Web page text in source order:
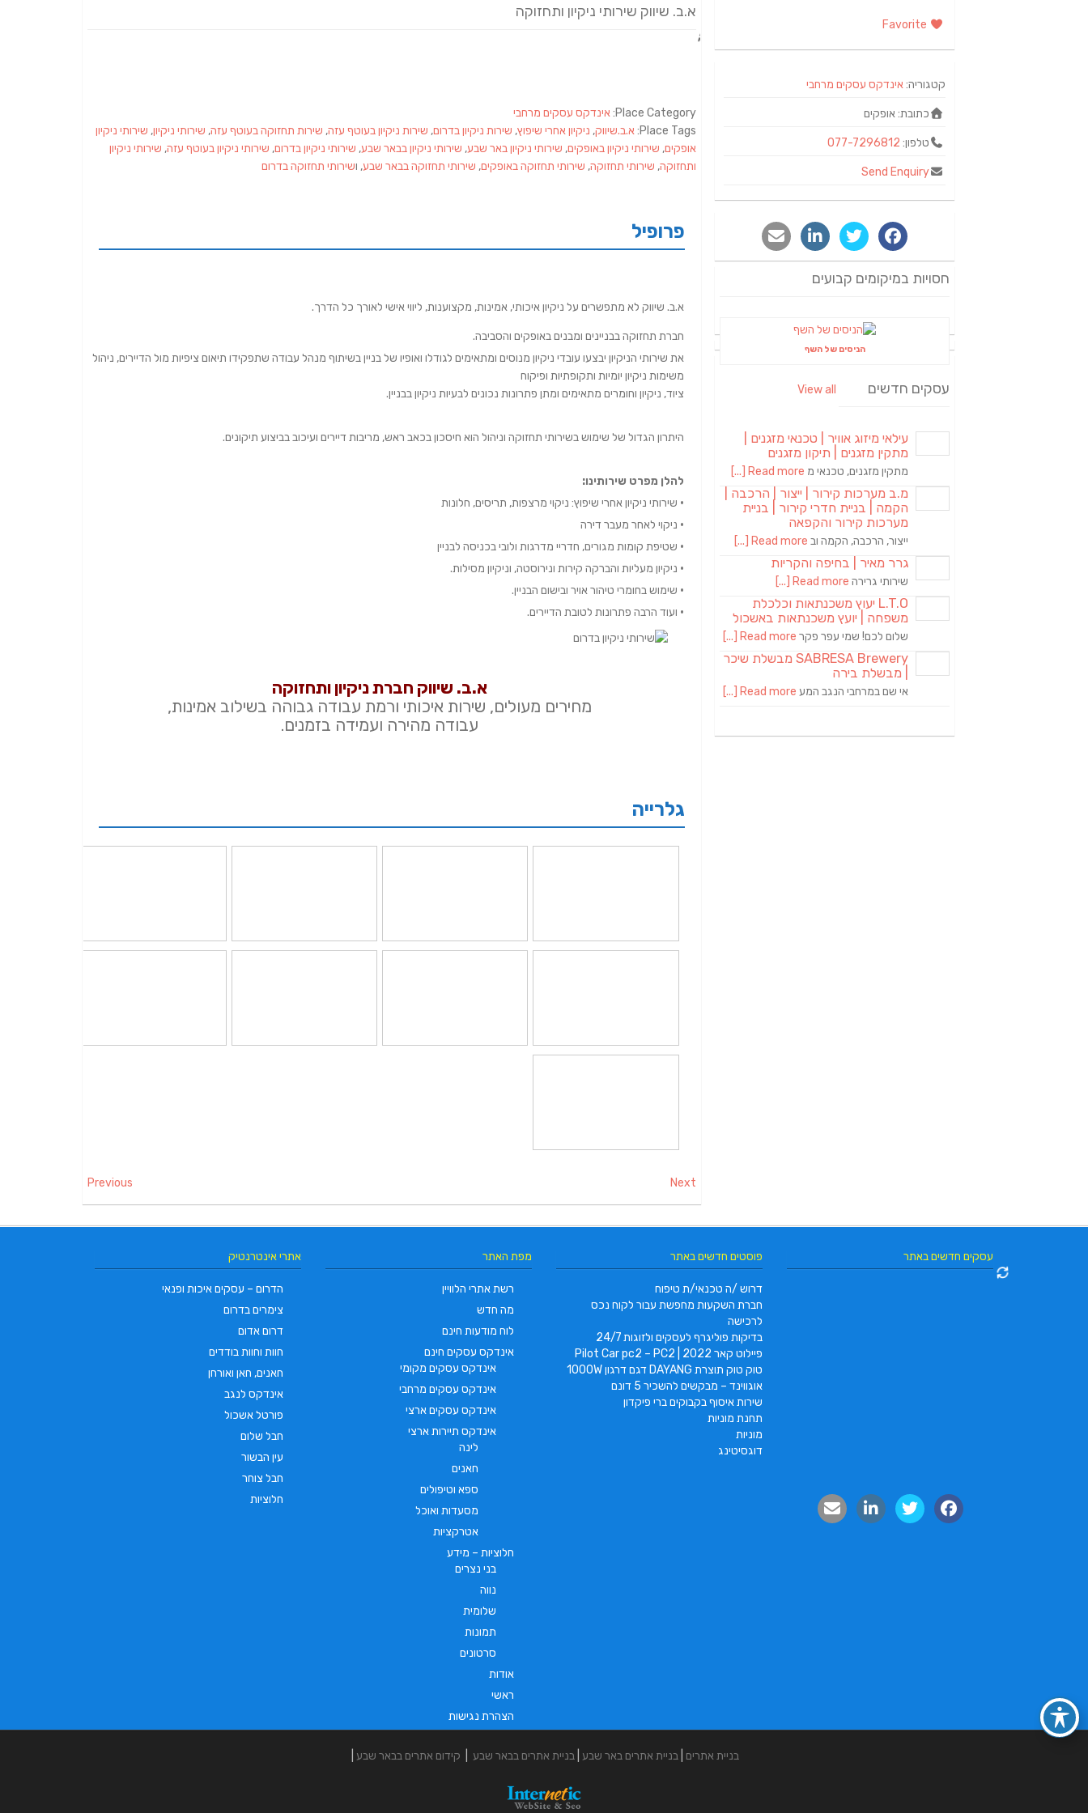
א.ב. שיווק שירותי ניקיון ותחזוקה
Place Category: אינדקס עסקים מרחבי
Place Tags: א.ב.שיווק, ניקיון אחרי שיפוץ, שירות ניקיון בדרום, שירות ניקיון בעוטף עזה, שירות תחזוקה בעוטף עזה, שירותי ניקיון, שירותי ניקיון
אופקים, שירותי ניקיון באופקים, שירותי ניקיון באר שבע, שירותי ניקיון בבאר שבע, שירותי ניקיון בדרום, שירותי ניקיון בעוטף עזה, שירותי ניקיון
ותחזוקה, שירותי תחזוקה, שירותי תחזוקה באופקים, שירותי תחזוקה בבאר שבע, ושירותי תחזוקה בדרום
פרופיל
א.ב. שיווק לא מתפשרים על ניקיון איכותי, אמינות, מקצוענות, ליווי אישי לאורך כל הדרך.
חברת תחזוקה בבניינים ומבנים באופקים והסביבה.
את שירותי הניקיון יבצעו עובדי ניקיון מנוסים ומתאימים לגודלו ואופיו של בניין בשיתוף מנהל עבודה שתפקידו תיאום ציפיות מול הדיירים, ניהול
משימות ניקיון יומיות ותקופתיות ופיקוח
ציוד, ניקיון וחומרים מתאימים ומתן פתרונות נכונים לבעיות ניקיון בבניין.
היתרון הגדול של שימוש בשירותי תחזוקה וניהול הוא חיסכון בכאב ראש, מריבות דיירים ועיכוב בביצוע תיקונים.
להלן מפרט שירותינו:
• שירותי ניקיון אחרי שיפוץ: ניקוי מרצפות, תריסים, חלונות
• ניקוי לאחר מעבר דירה
• שטיפת קומות מגורים, חדריי מדרגות ולובי בכניסה לבניין
• ניקיון מעליות והברקה קירות ונירוסטה, וניקיון מסילות.
• שימוש בחומרי טיהור אויר ובישום הבניין.
• ועוד הרבה פתרונות לטובת הדיירים.
א.ב. שיווק חברת ניקיון ותחזוקה
מחירים מעולים, שירות איכותי ורמת עבודה גבוהה בשילוב אמינות,
עבודה מהירה ועמידה בזמנים.
גלרייה
Previous Next
קטגוריה:אינדקס עסקים מרחבי
כתובת:אופקים
טלפון: 077-7296812
Send Enquiry
חסויות במיקומים קבועים
הניסים של השף
עסקים חדשים View all
עילאי מיזוג אוויר | טכנאי מזגנים |
מתקין מזגנים | תיקון מזגנים
מתקין מזגנים, טכנאי מ Read more [...]
מ.ב מערכות קירור | ייצור | הרכבה |
הקמה | בניית חדרי קירור | בניית
מערכות קירור והקפאה
ייצור, הרכבה, הקמה וב Read more [...]
גרר מאיר | בחיפה והקריות
שירותי גרירה Read more [...]
L.T.O יעוץ משכנתאות וכלכלת
משפחה | יועץ משכנתאות באשכול
שלום לכם! שמי עפר פקר Read more [...]
SABRESA Brewery מבשלת שיכר
| מבשלת בירה
אי שם במרחבי הנגב המע Read more [...]
אתרי אינטרנטיק
הדרום – עסקים איכות ופנאי
צימרים בדרום
דרום אדום
חוות וחוות בודדים
חאנים, חאן ואורחן
אינדקס לנגב
פורטל אשכול
חבל שלום
עין הבשור
חבל צוחר
חלוציות
מפת האתר
רשת אתרי הלוויין
מה חדש
לוח מודעות חינם
אינדקס עסקים חינם
אינדקס עסקים מקומי
אינדקס עסקים מרחבי
אינדקס עסקים ארצי
אינדקס תיירות ארצי
לינה
חאנים
ספא וטיפולים
מסעדות ואוכל
אטרקציות
חלוציות – מידע
בני נצרים
נווה
שלומית
תמונות
סרטונים
אודות
ראשי
הצהרת נגישות
פוסטים חדשים באתר
דרוש /ה טכנאי/ת טיפוח
חברת השקעות מחפשת עבור לקוח נכס
לרכישה
בדיקות פוליגרף לעסקים ולזוגות 24/7
פיילוט קאר 2022 | Pilot Car pc2 – PC2
טוק טוק תוצרת DAYANG דגם דרגון 1000W
אוגווינד – מבקשים להשכיר 5 דונם
שירות איסוף בקבוקים ברי פיקדון
תחנת מוניות
מוניות
דוגסיטינג
עסקים חדשים באתר
בניית אתרים בניית אתרים באר שבע בניית אתרים בבאר שבע קידום אתרים בבאר שבע